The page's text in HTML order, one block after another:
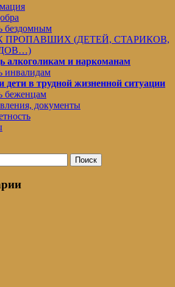
ПРОПАВШИХ (ДЕТЕЙ, СТАРИКОВ,
алкоголикам и наркоманам
в трудной жизненной ситуации
документы
Поиск